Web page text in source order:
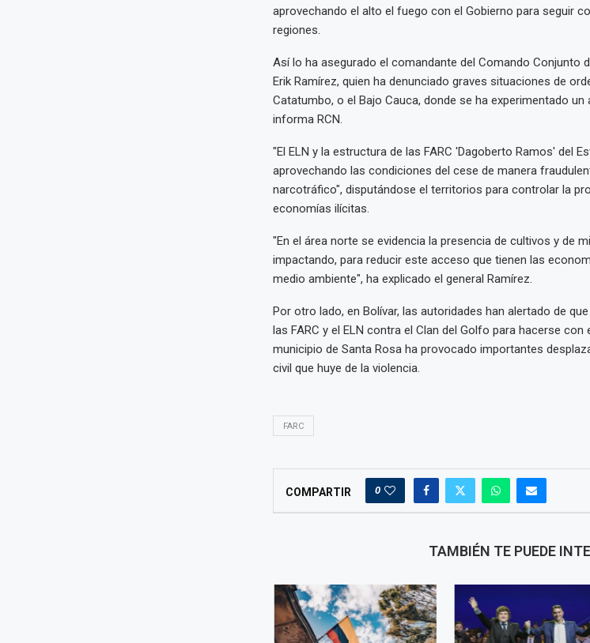
aprovechando el alto el fuego con el Gobierno para seguir
regiones.
Así lo ha asegurado el comandante del Comando Conjunto
Erik Ramírez, quien ha denunciado graves situaciones de
Catatumbo, o el Bajo Cauca, donde se ha experimentado un
informa RCN.
"El ELN y la estructura de las FARC 'Dagoberto Ramos' del
aprovechando las condiciones del cese de manera
narcotráfico", disputándose el territorios para controlar la
economías ilícitas.
"En el área norte se evidencia la presencia de cultivos y de
impactando, para reducir este acceso que tienen las
medio ambiente", ha explicado el general Ramírez.
Por otro lado, en Bolívar, las autoridades han alertado de
las FARC y el ELN contra el Clan del Golfo para hacerse
municipio de Santa Rosa ha provocado importantes
civil que huye de la violencia.
FARC
COMPARTIR 0
TAMBIÉN TE PUEDE